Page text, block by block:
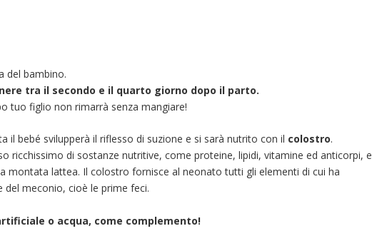
del bambino.
tra il secondo e il quarto giorno dopo il parto.
tuo figlio non rimarrà senza mangiare!
il bebé svilupperà il riflesso di suzione e si sarà nutrito con il colostro.
ricchissimo di sostanze nutritive, come proteine, lipidi, vitamine ed anticorpi, e
montata lattea. Il colostro fornisce al neonato tutti gli elementi di cui ha
del meconio, cioè le prime feci.
o acqua, come complemento!